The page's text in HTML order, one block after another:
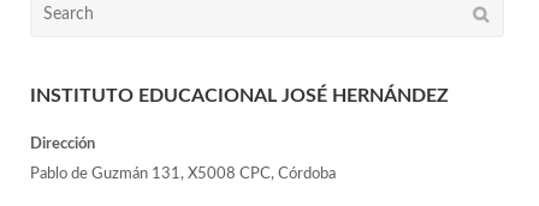
INSTITUTO EDUCACIONAL JOSÉ HERNÁNDEZ
Dirección
Pablo de Guzmán 131, X5008 CPC, Córdoba